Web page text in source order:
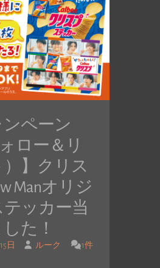
ンペーン
ォロー＆リ
】クリス
Manオリジ
ッカー当
た！
日 ルーク
1件